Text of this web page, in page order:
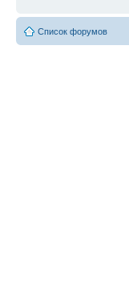
Список форумов